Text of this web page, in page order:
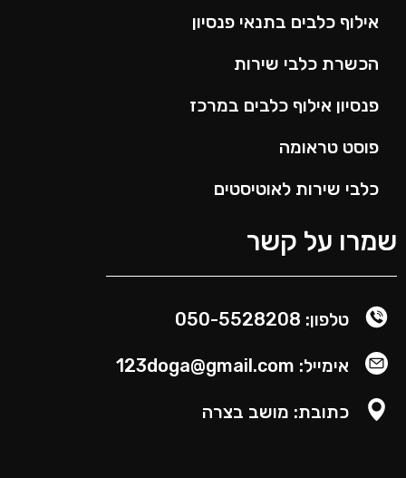
אילוף כלבים בתנאי פנסיון
הכשרת כלבי שירות
פנסיון אילוף כלבים במרכז
פוסט טראומה
כלבי שירות לאוטיסטים
על קשר
טלפון: 050-5528208
אימייל: 123doga@gmail.com
כתובת: מושב בצרה